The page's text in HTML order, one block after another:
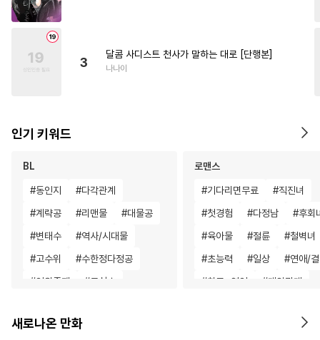
3
달콤 사디스트 천사가 말하는 대로 [단행본]
나나이
인기 키워드
BL
#동인지 #다각관계
#계략공 #리맨물 #대물공
#변태수 #역사/시대물
#고수위 #수한정다정공
#인외존재 #무심수
#존댓말공
로맨스
#기다리면무료 #직진녀
#첫경험 #다정남 #후회
#육아물 #절륜 #철벽녀
#초능력 #일상 #연애/
#친구>연인 #계약관계
새로나온 만화